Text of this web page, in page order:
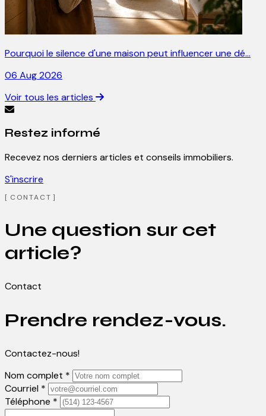
Pourquoi le silence d'une maison peut influencer une dé…
06 Aug 2026
Voir tous les articles
Restez informé
Recevez nos derniers articles et conseils immobiliers.
S'inscrire
CONTACT
Une question sur cet
article?
Contact
Prendre rendez-vous.
Contactez-nous!
Nom complet *
Courriel *
Téléphone *